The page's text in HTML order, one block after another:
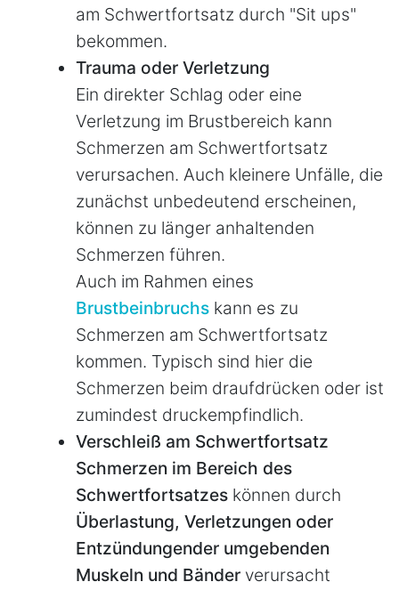
am Schwertfortsatz durch "Sit ups"
bekommen.
Trauma oder Verletzung
Ein direkter Schlag oder eine
Verletzung im Brustbereich kann
Schmerzen am Schwertfortsatz
verursachen. Auch kleinere Unfälle, die
zunächst unbedeutend erscheinen,
können zu länger anhaltenden
Schmerzen führen.
Auch im Rahmen eines
Brustbeinbruchs kann es zu
Schmerzen am Schwertfortsatz
kommen. Typisch sind hier die
Schmerzen beim draufdrücken oder ist
zumindest druckempfindlich.
Verschleiß am Schwertfortsatz
Schmerzen im Bereich des
Schwertfortsatzes können durch
Überlastung, Verletzungen oder
Entzündungender umgebenden
Muskeln und Bänder verursacht